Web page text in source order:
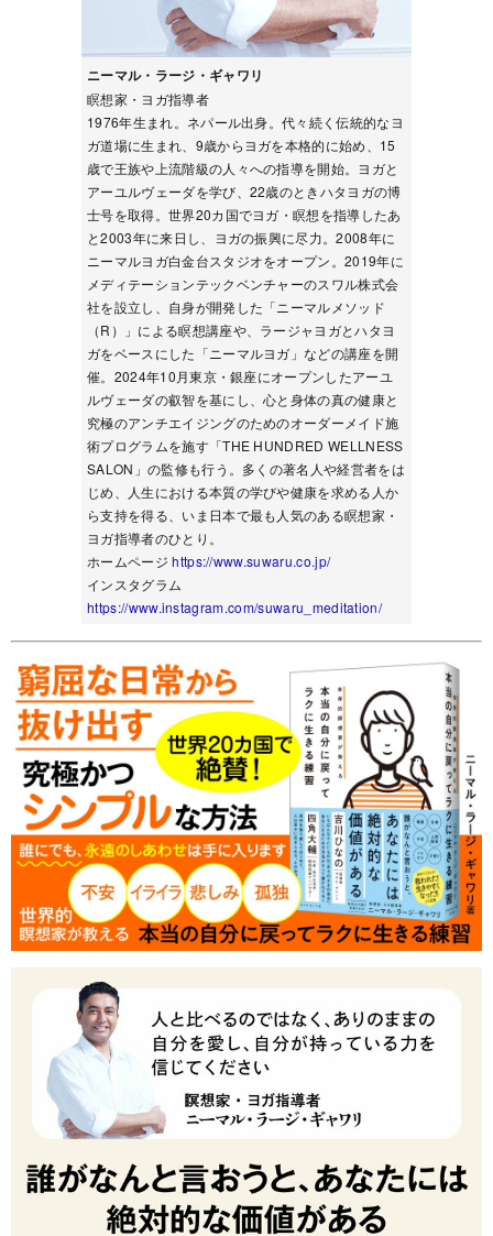
ニーマル・ラージ・ギャワリ
瞑想家・ヨガ指導者
1976年生まれ。ネパール出身。代々続く伝統的なヨ
ガ道場に生まれ、9歳からヨガを本格的に始め、15
歳で王族や上流階級の人々への指導を開始。ヨガと
アーユルヴェーダを学び、22歳のときハタヨガの博
士号を取得。世界20カ国でヨガ・瞑想を指導したあ
と2003年に来日し、ヨガの振興に尽力。2008年に
ニーマルヨガ白金台スタジオをオープン。2019年に
メディテーションテックベンチャーのスワル株式会
社を設立し、自身が開発した「ニーマルメソッド
（R）」による瞑想講座や、ラージャヨガとハタヨ
ガをベースにした「ニーマルヨガ」などの講座を開
催。2024年10月東京・銀座にオープンしたアーユ
ルヴェーダの叡智を基にし、心と身体の真の健康と
究極のアンチエイジングのためのオーダーメイド施
術プログラムを施す「THE HUNDRED WELLNESS
SALON」の監修も行う。多くの著名人や経営者をは
じめ、人生における本質の学びや健康を求める人か
ら支持を得る、いま日本で最も人気のある瞑想家・
ヨガ指導者のひとり。
ホームページhttps://www.suwaru.co.jp/
インスタグラム
https://www.instagram.com/suwaru_meditation/